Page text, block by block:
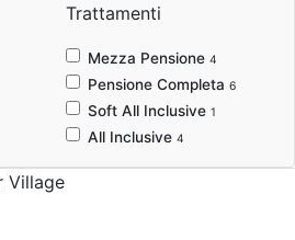
Trattamenti
Mezza Pensione 4
Pensione Completa 6
Soft All Inclusive 1
All Inclusive 4